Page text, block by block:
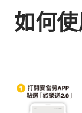
如何